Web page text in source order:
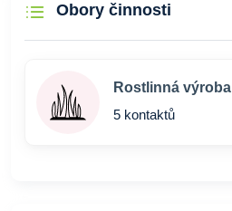
Obory činnosti
Rostlinná výroba
5 kontaktů